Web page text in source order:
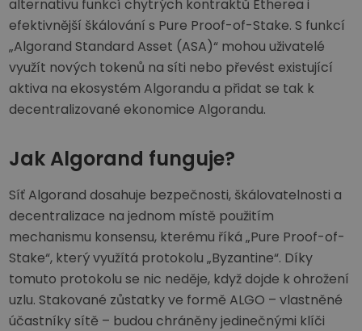
alternativu funkcí chytrých kontraktů Etherea i
efektivnější škálování s Pure Proof-of-Stake. S funkcí
„Algorand Standard Asset (ASA)“ mohou uživatelé
využít nových tokenů na síti nebo převést existující
aktiva na ekosystém Algorandu a přidat se tak k
decentralizované ekonomice Algorandu.
Jak Algorand funguje?
Síť Algorand dosahuje bezpečnosti, škálovatelnosti a
decentralizace na jednom místě použitím
mechanismu konsensu, kterému říká „Pure Proof-of-
Stake“, který využítá protokolu „Byzantine“. Díky
tomuto protokolu se nic neděje, když dojde k ohrožení
uzlu. Stakované zůstatky ve formě ALGO – vlastněné
účastníky sítě – budou chráněny jedinečnými klíči